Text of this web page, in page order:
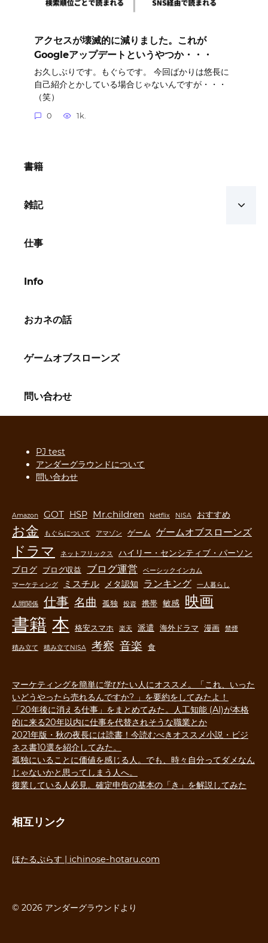
アクセスが壊滅的に減りました。これが
Googleアップデートというやつか・・・
お久しぶりです。もぐらです。 今回ばかりは悠長に
自己紹介とかしている場合じゃないんですが・・・
（笑）
0 1k.
書籍
雑記
仕事
Info
おカネの話
ゲームオブスローンズ
問い合わせ
PJ test
アンダーグラウンドについて
問い合わせ
Amazon GOT HSP Mr.children Netflix NISA おすすめ
お金 もぐらについて アマゾン ゲーム ゲームオブスローンズ
ドラマ ネットフリックス
ハイリー・センシティブ・パーソン
ブログ
ブログ収益 ブログ運営
ベーシックインカム
マーケティング
ミスチル メタ認知 ランキング 一人暮らし
人間関係 仕事 名曲 孤独 投資 携帯 敏感 映画
書籍 本 格安スマホ 楽天 派遣 海外ドラマ 漫画 禁煙
積み立て 積み立てNISA 考察 音楽 食
マーケティングを簡単に学びたい人にオススメ。「これ、いった
いどうやったら売れるんですか? 」を要約をしてみたよ！
「20年後に消える仕事」をまとめてみた。人工知能 (AI)が本格
的に来る20年以内に仕事を代替されそうな職業とか
2021年版・秋の夜長には読書！今読むべきオススメ小説・ビジ
ネス書10選を紹介してみた。
孤独にいることに価値を感じる人。でも、時々自分ってダメなん
じゃないかと思ってしまう人へ。
復業している人必見。確定申告の基本の「き」を解説してみた
相互リンク
ほたるぷらす | ichinose-hotaru.com
© 2026 アンダーグラウンドより